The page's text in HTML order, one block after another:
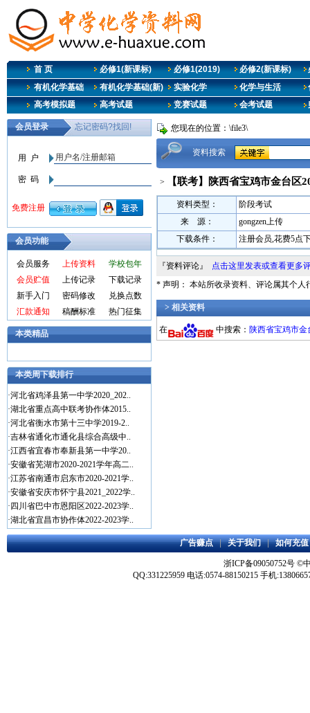
首 页 必修1(新课标) 必修1(2019) 必修2(新课标)
有机化学基础
有机化学基础(新) 实验化学 化学与生活
高考模拟题
高考试题 竞赛试题 会考试题
会员功能
会员服务 上传资料
学校包年
会员贮值
上传记录
下载记录
新手入门
密码修改
兑换点数
汇款通知
稿酬标准 热门征集
本类精品
本类周下载排行
·河北省鸡泽县第一中学2020_202..
·湖北省重点高中联考协作体2015..
·河北省衡水市第十三中学2019-2..
·吉林省通化市通化县综合高级中..
·江西省宜春市奉新县第一中学20..
·安徽省芜湖市2020-2021学年高二..
·江苏省南通市启东市2020-2021学..
·安徽省安庆市怀宁县2021_2022学..
· 四川省巴中市恩阳区2022-2023学..
·湖北省宜昌市协作体2022-2023学..
您现在的位置：\file3\
资料搜索
> 【联考】陕西省宝鸡市金台区
资料类型：
阶段考试
来 源：
gongzen上传
下载条件：
注册会员,花费5点
『资料评论』 点击这里发表或查看更多
* 声明： 本站所收录资料、评论属其个人
> 相关资料
在 中搜索： 陕西省宝鸡市金
广告赚点|关于我们|如何充值
浙ICP备09050752号 ©
QQ:331225959 电话:0574-88150215 手机